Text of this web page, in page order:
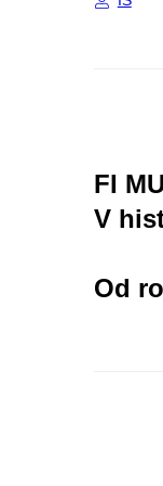
FI
V
Od